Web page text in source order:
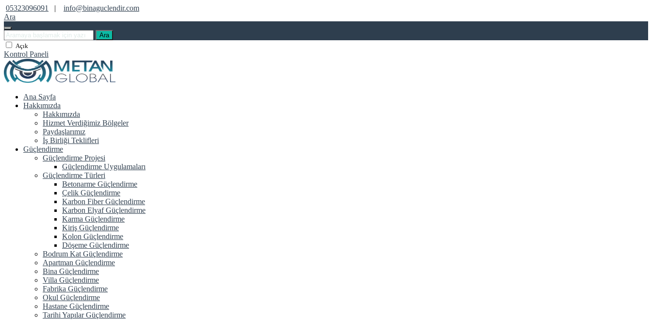
05323096091 |
info@binaguclendir.com
Ara
Ara
Açık
Kontrol Paneli
Ana Sayfa
Hakkımızda
Hakkımızda
Hizmet Verdiğimiz Bölgeler
Paydaşlarımız
İş Birliği Teklifleri
Güçlendirme
Güçlendirme Projesi
Güçlendirme Uygulamaları
Güçlendirme Türleri
Betonarme Güçlendirme
Çelik Güçlendirme
Karbon Fiber Güçlendirme
Karbon Elyaf Güçlendirme
Karma Güçlendirme
Kiriş Güçlendirme
Kolon Güçlendirme
Döşeme Güçlendirme
Bodrum Kat Güçlendirme
Apartman Güçlendirme
Bina Güçlendirme
Villa Güçlendirme
Fabrika Güçlendirme
Okul Güçlendirme
Hastane Güçlendirme
Tarihi Yapılar Güçlendirme